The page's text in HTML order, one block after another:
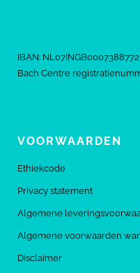
IBAN: NL07INGB0007388772
Bach Centre
VOORWAARDEN
Ethiekcode
Privacy statement
Algemene
Algemene voorwaarden
Disclaimer